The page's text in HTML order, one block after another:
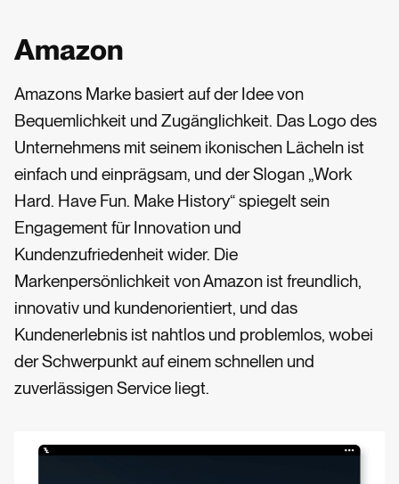
Amazon
Amazons Marke basiert auf der Idee von
Bequemlichkeit und Zugänglichkeit. Das Logo des
Unternehmens mit seinem ikonischen Lächeln ist
einfach und einprägsam, und der Slogan „Work
Hard. Have Fun. Make History“ spiegelt sein
Engagement für Innovation und
Kundenzufriedenheit wider. Die
Markenpersönlichkeit von Amazon ist freundlich,
innovativ und kundenorientiert, und das
Kundenerlebnis ist nahtlos und problemlos, wobei
der Schwerpunkt auf einem schnellen und
zuverlässigen Service liegt.